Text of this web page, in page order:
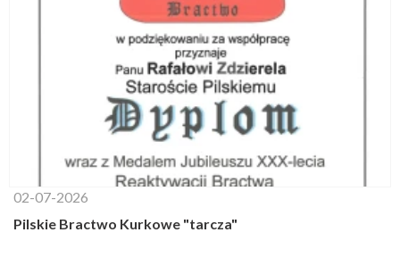
02-07-2026
Pilskie Bractwo Kurkowe "tarcza"